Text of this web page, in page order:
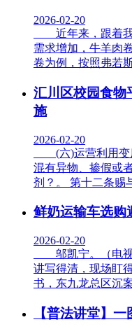
2026-02-20
近年来，跟着我
需求增加，牛羊肉
卷为例，按照弗若
汇川区校园食物
施
2026-02-20
(六)运营利用变
混有异物、掺假或
剂？。 第十二条赐
鲜奶运输车选购
2026-02-20
邬凯宁。（电视
讲写得清，现场盯
书，东九龙总区沉
【普法讲堂】